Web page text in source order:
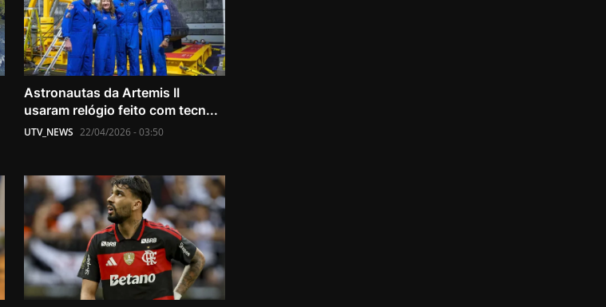
Astronautas da Artemis II
usaram relógio feito com tecn...
UTV_NEWS 22/04/2026 - 03:50